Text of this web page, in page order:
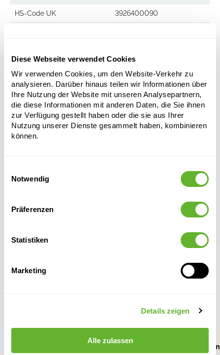
Diese Webseite verwendet Cookies
Wir verwenden Cookies, um den Website-Verkehr zu
analysieren. Darüber hinaus teilen wir Informationen über
Ihre Nutzung der Website mit unseren Analysepartnern,
die diese Informationen mit anderen Daten, die Sie ihnen
zur Verfügung gestellt haben oder die sie aus Ihrer
Nutzung unserer Dienste gesammelt haben, kombinieren
können.
Notwendig
Präferenzen
Statistiken
Marketing
Details zeigen
Alle zulassen
HS-Code UK 3926400090
Kulturtopf
1500 ltr.
Höhe:
100
Durchmesser:
155
Moosstäbchen